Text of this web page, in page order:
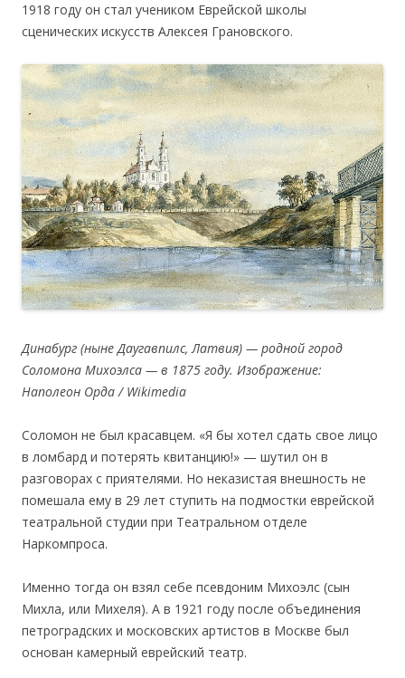
1918 году он стал учеником Еврейской школы
сценических искусств Алексея Грановского.
Динабург (ныне Даугавпилс, Латвия) — родной город
Соломона Михоэлса — в 1875 году. Изображение:
Наполеон Орда / Wikimedia
Соломон не был красавцем. «Я бы хотел сдать свое лицо
в ломбард и потерять квитанцию!» — шутил он в
разговорах с приятелями. Но неказистая внешность не
помешала ему в 29 лет ступить на подмостки еврейской
театральной студии при Театральном отделе
Наркомпроса.
Именно тогда он взял себе псевдоним Михоэлс (сын
Михла, или Михеля). А в 1921 году после объединения
петроградских и московских артистов в Москве был
основан камерный еврейский театр.